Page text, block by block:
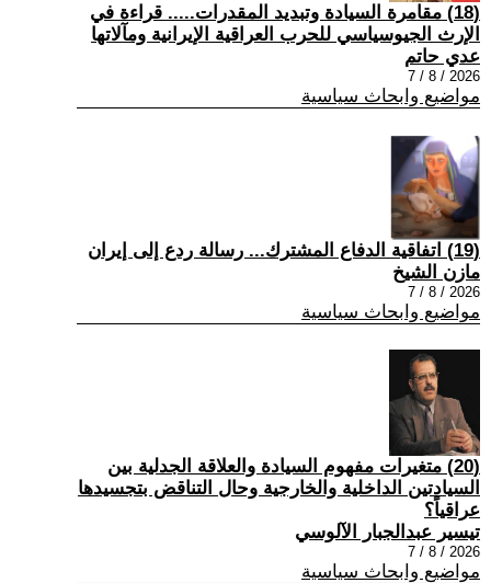
(18) مقامرة السيادة وتبديد المقدرات..... قراءة في
الإرث الجيوسياسي للحرب العراقية الإيرانية ومآلاتها
عدي حاتم
2026 / 8 / 7
مواضيع وابحاث سياسية
(19) اتفاقية الدفاع المشترك... رسالة ردع إلى إيران
مازن الشيخ
2026 / 8 / 7
مواضيع وابحاث سياسية
(20) متغيرات مفهوم السيادة والعلاقة الجدلية بين
السيادتين الداخلية والخارجية وحال التناقض بتجسيدها
عراقياً؟
تيسير عبدالجبار الآلوسي
2026 / 8 / 7
مواضيع وابحاث سياسية